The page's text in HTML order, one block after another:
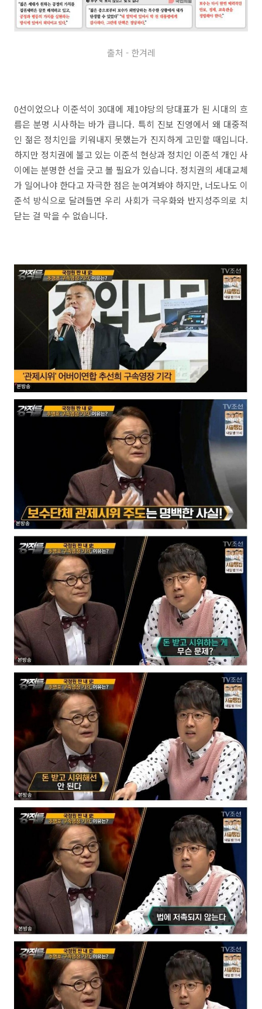
출처 - 한겨레
0선이었으나 이준석이 30대에 제1야당의 당대표가 된 시대의 흐
름은 분명 시사하는 바가 큽니다. 특히 진보 진영에서 왜 대중적
인 젊은 정치인을 키워내지 못했는가 진지하게 고민할 때입니다.
하지만 정치권에 불고 있는 이준석 현상과 정치인 이준석 개인 사
이에는 분명한 선을 긋고 볼 필요가 있습니다. 정치권의 세대교체
가 일어나야 한다고 자극한 점은 눈여겨봐야 하지만, 너도나도 이
준석 방식으로 달려들면 우리 사회가 극우화와 반지성주의로 치
닫는 걸 막을 수 없습니다.